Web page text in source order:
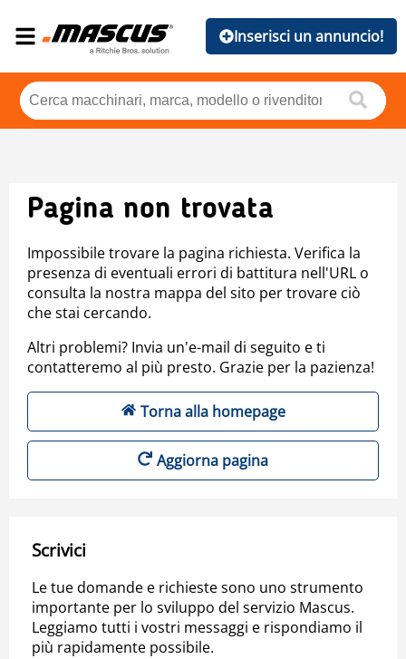
Inserisci un annuncio!
Pagina non trovata
Impossibile trovare la pagina richiesta. Verifica la
presenza di eventuali errori di battitura nell'URL o
consulta la nostra mappa del sito per trovare ciò
che stai cercando.
Altri problemi? Invia un'e-mail di seguito e ti
contatteremo al più presto. Grazie per la pazienza!
Torna alla homepage
Aggiorna pagina
Scrivici
Le tue domande e richieste sono uno strumento
importante per lo sviluppo del servizio Mascus.
Leggiamo tutti i vostri messaggi e rispondiamo il
più rapidamente possibile.